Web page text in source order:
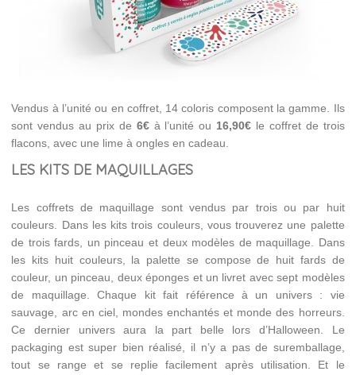
Vendus à l’unité ou en coffret, 14 coloris composent la gamme. Ils
sont vendus au prix de 6€à l’unité ou 16,90€ le coffret de trois
flacons, avec une lime à ongles en cadeau.
LES KITS DE MAQUILLAGES
Les coffrets de maquillage sont vendus par trois ou par huit
couleurs. Dans les kits trois couleurs, vous trouverez une palette
de trois fards, un pinceau et deux modèles de maquillage. Dans
les kits huit couleurs, la palette se compose de huit fards de
couleur, un pinceau, deux éponges et un livret avec sept modèles
de maquillage. Chaque kit fait référence à un univers : vie
sauvage, arc en ciel, mondes enchantés et monde des horreurs.
Ce dernier univers aura la part belle lors d’Halloween. Le
packaging est super bien réalisé, il n’y a pas de suremballage,
tout se range et se replie facilement après utilisation. Et le